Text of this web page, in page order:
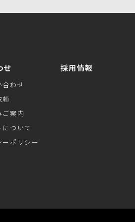
せ
合わせ
頼
ご案内
について
ーポリシー
採用情報